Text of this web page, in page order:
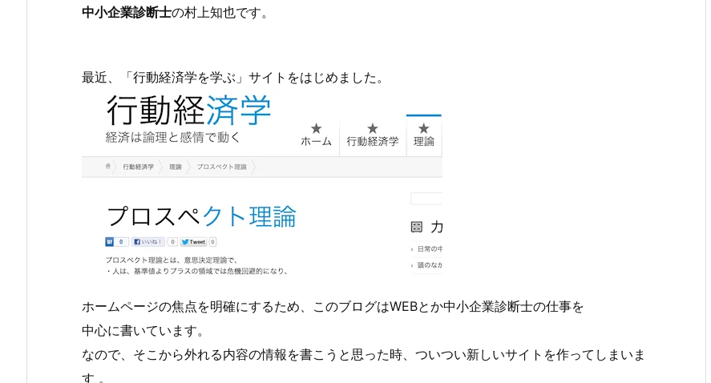
中小企業診断士の村上知也です。
最近、「行動経済学を学ぶ」サイトをはじめました。
ホームページの焦点を明確にするため、このブログはWEBとか中小企業診断士の仕事を
中心に書いています。
なので、そこから外れる内容の情報を書こうと思った時、ついつい新しいサイトを作ってしまいま
す 。